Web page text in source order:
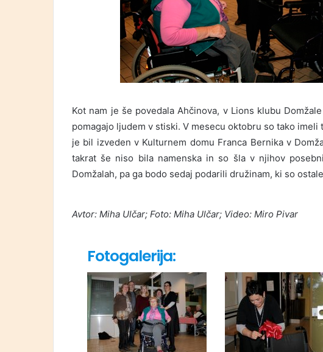
Kot nam je še povedala Ahčinova, v Lions klubu
pomagajo ljudem v stiski. V mesecu oktobru so tako
je bil izveden v Kulturnem domu Franca Bernika v
takrat še niso bila namenska in so šla v njihov
Domžalah, pa ga bodo sedaj podarili družinam, ki so
Avtor: Miha Ulčar; Foto: Miha Ulčar; Video: Miro Pivar
Fotogalerija: